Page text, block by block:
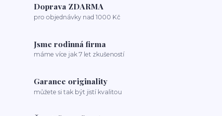
Doprava ZDARMA
pro objednávky nad 1000 Kč
Jsme rodinná firma
máme více jak 7 let zkušeností
Garance originality
můžete si tak být jistí kvalitou